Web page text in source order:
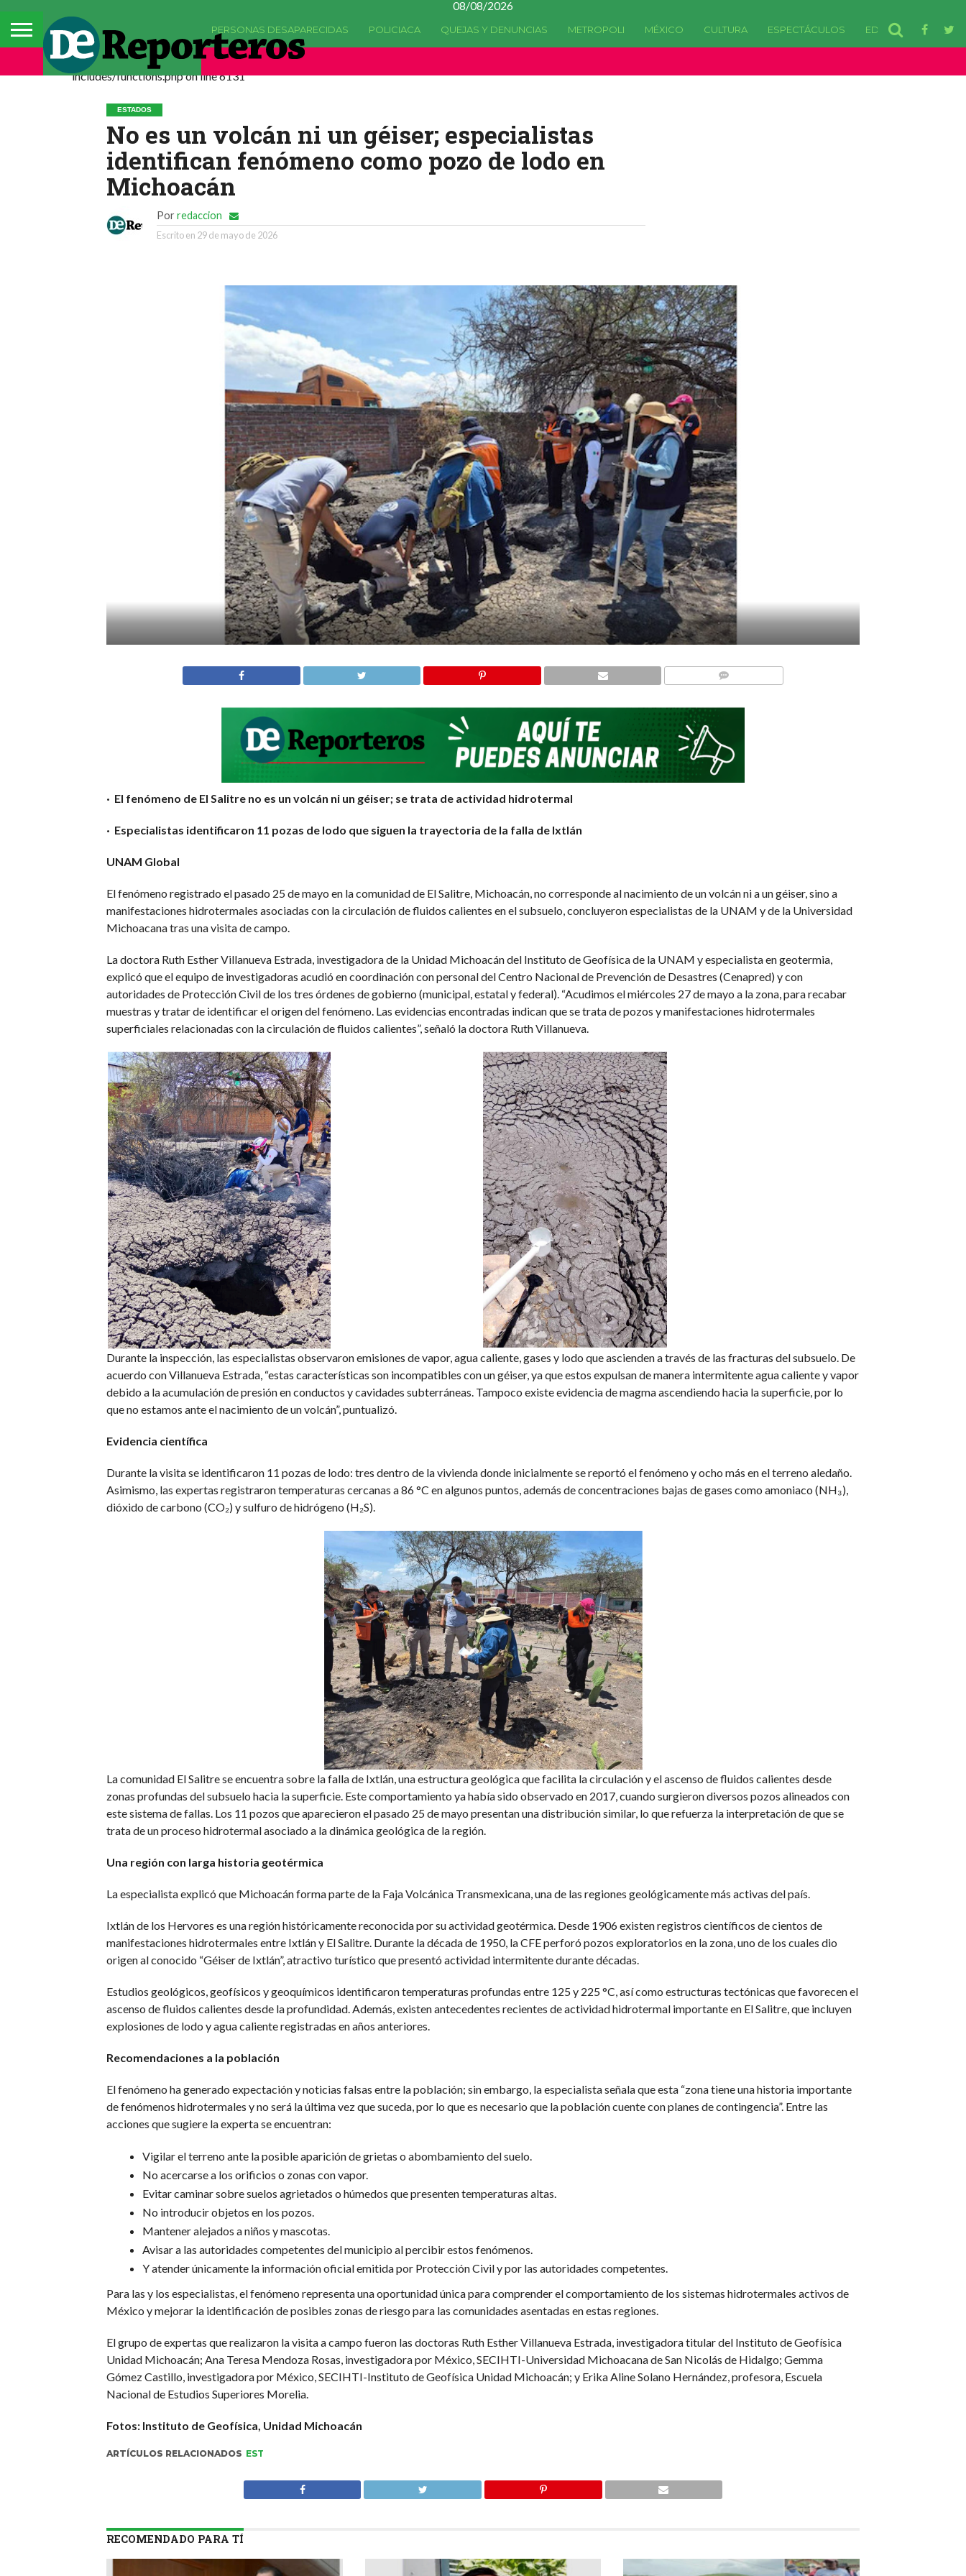
08/08/2026
PERSONAS DESAPARECIDAS POLICIACA QUEJAS Y DENUNCIAS METROPOLI MÉXICO CULTURA ESPECTÁCULOS EDOMEX
Deprecated: La función comments_popup_script ha quedado
includes/functions.php on line 6131
ESTADOS
No es un volcán ni un géiser; especialistas
identifican fenómeno como pozo de lodo en
Michoacán
Por redaccion
Escrito en 29 de mayo de 2026
· El fenómeno de El Salitre no es un volcán ni un géiser; se trata de actividad hidrotermal
· Especialistas identificaron 11 pozas de lodo que siguen la trayectoria de la falla de Ixtlán
UNAM Global
El fenómeno registrado el pasado 25 de mayo en la comunidad de El Salitre, Michoacán, no corresponde al nacimiento de un volcán ni a un géiser, sino a
manifestaciones hidrotermales asociadas con la circulación de fluidos calientes en el subsuelo, concluyeron especialistas de la UNAM y de la Universidad
Michoacana tras una visita de campo.
La doctora Ruth Esther Villanueva Estrada, investigadora de la Unidad Michoacán del Instituto de Geofísica de la UNAM y especialista en geotermia,
explicó que el equipo de investigadoras acudió en coordinación con personal del Centro Nacional de Prevención de Desastres (Cenapred) y con
autoridades de Protección Civil de los tres órdenes de gobierno (municipal, estatal y federal). “Acudimos el miércoles 27 de mayo a la zona, para recabar
muestras y tratar de identificar el origen del fenómeno. Las evidencias encontradas indican que se trata de pozos y manifestaciones hidrotermales
superficiales relacionadas con la circulación de fluidos calientes”, señaló la doctora Ruth Villanueva.
Durante la inspección, las especialistas observaron emisiones de vapor, agua caliente, gases y lodo que ascienden a través de las fracturas del subsuelo. De
acuerdo con Villanueva Estrada, “estas características son incompatibles con un géiser, ya que estos expulsan de manera intermitente agua caliente y vapor
debido a la acumulación de presión en conductos y cavidades subterráneas. Tampoco existe evidencia de magma ascendiendo hacia la superficie, por lo
que no estamos ante el nacimiento de un volcán”, puntualizó.
Evidencia científica
Durante la visita se identificaron 11 pozas de lodo: tres dentro de la vivienda donde inicialmente se reportó el fenómeno y ocho más en el terreno aledaño.
Asimismo, las expertas registraron temperaturas cercanas a 86 °C en algunos puntos, además de concentraciones bajas de gases como amoniaco (NH₃),
dióxido de carbono (CO₂) y sulfuro de hidrógeno (H₂S).
La comunidad El Salitre se encuentra sobre la falla de Ixtlán, una estructura geológica que facilita la circulación y el ascenso de fluidos calientes desde
zonas profundas del subsuelo hacia la superficie. Este comportamiento ya había sido observado en 2017, cuando surgieron diversos pozos alineados con
este sistema de fallas. Los 11 pozos que aparecieron el pasado 25 de mayo presentan una distribución similar, lo que refuerza la interpretación de que se
trata de un proceso hidrotermal asociado a la dinámica geológica de la región.
Una región con larga historia geotérmica
La especialista explicó que Michoacán forma parte de la Faja Volcánica Transmexicana, una de las regiones geológicamente más activas del país.
Ixtlán de los Hervores es una región históricamente reconocida por su actividad geotérmica. Desde 1906 existen registros científicos de cientos de
manifestaciones hidrotermales entre Ixtlán y El Salitre. Durante la década de 1950, la CFE perforó pozos exploratorios en la zona, uno de los cuales dio
origen al conocido “Géiser de Ixtlán”, atractivo turístico que presentó actividad intermitente durante décadas.
Estudios geológicos, geofísicos y geoquímicos identificaron temperaturas profundas entre 125 y 225 °C, así como estructuras tectónicas que favorecen el
ascenso de fluidos calientes desde la profundidad. Además, existen antecedentes recientes de actividad hidrotermal importante en El Salitre, que incluyen
explosiones de lodo y agua caliente registradas en años anteriores.
Recomendaciones a la población
El fenómeno ha generado expectación y noticias falsas entre la población; sin embargo, la especialista señala que esta “zona tiene una historia importante
de fenómenos hidrotermales y no será la última vez que suceda, por lo que es necesario que la población cuente con planes de contingencia”. Entre las
acciones que sugiere la experta se encuentran:
Vigilar el terreno ante la posible aparición de grietas o abombamiento del suelo.
No acercarse a los orificios o zonas con vapor.
Evitar caminar sobre suelos agrietados o húmedos que presenten temperaturas altas.
No introducir objetos en los pozos.
Mantener alejados a niños y mascotas.
Avisar a las autoridades competentes del municipio al percibir estos fenómenos.
Y atender únicamente la información oficial emitida por Protección Civil y por las autoridades competentes.
Para las y los especialistas, el fenómeno representa una oportunidad única para comprender el comportamiento de los sistemas hidrotermales activos de
México y mejorar la identificación de posibles zonas de riesgo para las comunidades asentadas en estas regiones.
El grupo de expertas que realizaron la visita a campo fueron las doctoras Ruth Esther Villanueva Estrada, investigadora titular del Instituto de Geofísica
Unidad Michoacán; Ana Teresa Mendoza Rosas, investigadora por México, SECIHTI-Universidad Michoacana de San Nicolás de Hidalgo; Gemma
Gómez Castillo, investigadora por México, SECIHTI-Instituto de Geofísica Unidad Michoacán; y Erika Aline Solano Hernández, profesora, Escuela
Nacional de Estudios Superiores Morelia.
Fotos: Instituto de Geofísica, Unidad Michoacán
ARTÍCULOS RELACIONADOS EST
RECOMENDADO PARA TÍ